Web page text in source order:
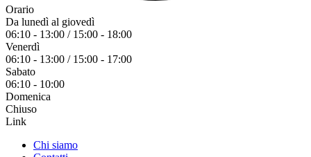
Orario
Da lunedì al giovedì
06:10 - 13:00 / 15:00 - 18:00
Venerdì
06:10 - 13:00 / 15:00 - 17:00
Sabato
06:10 - 10:00
Domenica
Chiuso
Link
Chi siamo